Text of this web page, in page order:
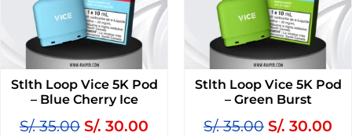
Stlth Loop Vice 5K Pod
– Blue Cherry Ice
S/.35.00 S/. 30.00
Stlth Loop Vice 5K Pod
– Green Burst
S/.35.00 S/. 30.00